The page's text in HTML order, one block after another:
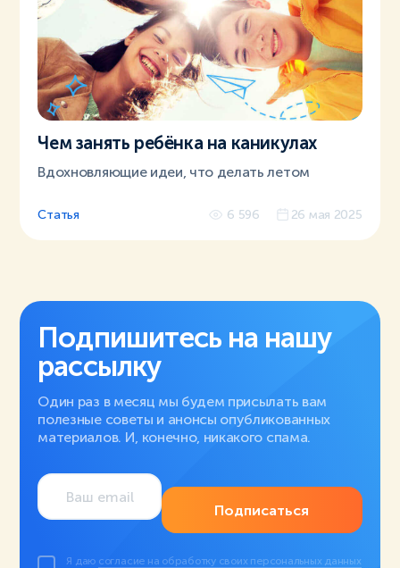
Чем занять ребёнка на каникулах
Вдохновляющие идеи, что делать летом
Статья 6 596 26 мая 2025
Подпишитесь на нашу
рассылку
Один раз в месяц мы будем присылать вам
полезные советы и анонсы опубликованных
материалов. И, конечно, никакого спама.
Подписаться
Я даю согласие на обработку своих персональных данных